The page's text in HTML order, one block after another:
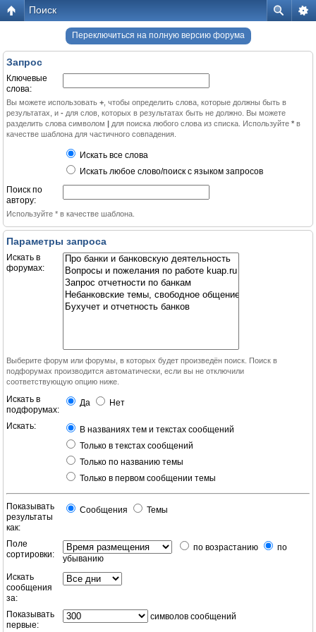
Поиск
Переключиться на полную версию форума
Запрос
Ключевые
слова:
Вы можете использовать + , чтобы определить слова, которые должны быть в
результатах, и - для слов, которых в результатах быть не должно. Вы можете
разделить слова символом | для поиска любого слова из списка. Используйте * в
качестве шаблона для частичного совпадения.
Искать все слова
Искать любое слово/поиск с языком запросов
Поиск по
автору:
Используйте * в качестве шаблона.
Параметры запроса
Искать в
форумах:
Выберите форум или форумы, в которых будет произведён поиск. Поиск в
подфорумах производится автоматически, если вы не отключили
соответствующую опцию ниже.
Искать в
подфорумах:
Да Нет
Искать:
В названиях тем и текстах сообщений
Только в текстах сообщений
Только по названию темы
Только в первом сообщении темы
Показывать
результаты
как:
Сообщения Темы
Поле
сортировки:
по возрастанию
по
убыванию
Искать
сообщения
за:
Показывать
первые:
символов сообщений